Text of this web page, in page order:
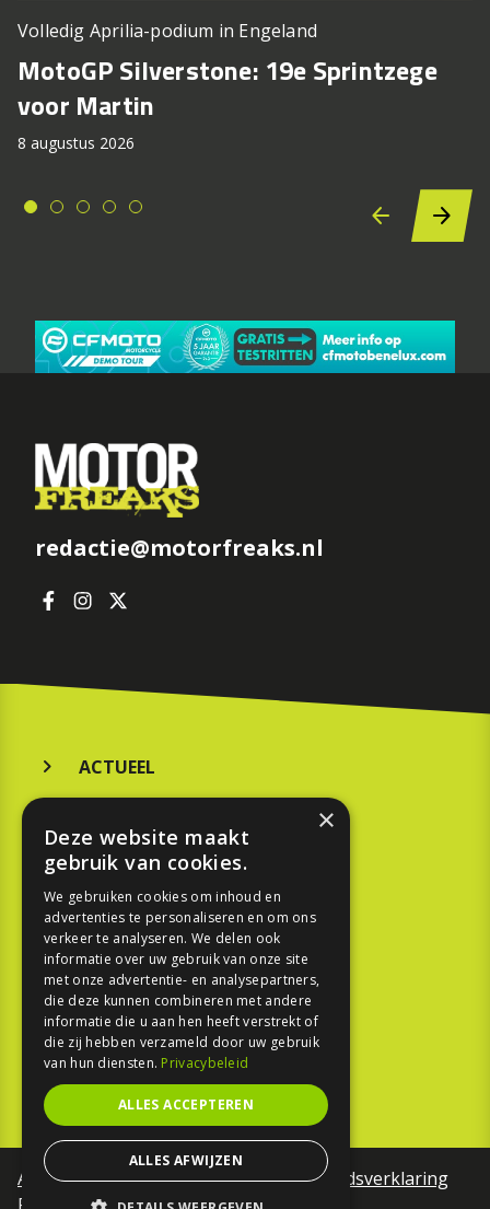
Volledig Aprilia-podium in Engeland
MotoGP Silverstone: 19e Sprintzege
voor Martin
8 augustus 2026
redactie@motorfreaks.nl
ACTUEEL
KOOPGIDS
TESTEN
SPORT
REPORTAGE
TOUREN
NIEUWSBRIEF
Algemene voorwaardenToegankelijkheidsverklaring
×
Deze website maakt
gebruik van cookies.
We gebruiken cookies om inhoud en
advertenties te personaliseren en om ons
verkeer te analyseren. We delen ook
informatie over uw gebruik van onze site
met onze advertentie- en analysepartners,
die deze kunnen combineren met andere
informatie die u aan hen heeft verstrekt of
die zij hebben verzameld door uw gebruik
van hun diensten. Privacybeleid
ALLES ACCEPTEREN
ALLES AFWIJZEN